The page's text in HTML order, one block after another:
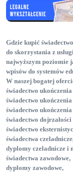
Gdzie kupić
do skorzystania z
najwyższym poziomie
wpisów do systemów
W naszej bogatej
świadectwo
świadectwo
świadectwo
świadectwo
świadectwo
świadectwa czeladnicze
dyplomy czeladnicze i
świadectwa zawodowe,
dyplomy zawodowe,